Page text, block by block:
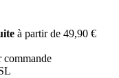
à partir de 49,90 €
commande